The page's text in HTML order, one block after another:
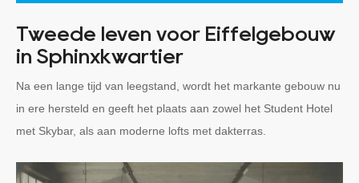
Tweede leven voor Eiffelgebouw
in Sphinxkwartier
Na een lange tijd van leegstand, wordt het markante gebouw nu
in ere hersteld en geeft het plaats aan zowel het Student Hotel
met Skybar, als aan moderne lofts met dakterras.